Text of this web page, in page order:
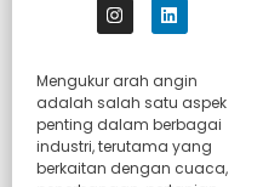
Mengukur arah angin
adalah salah satu aspek
penting dalam berbagai
industri, terutama yang
berkaitan dengan cuaca,